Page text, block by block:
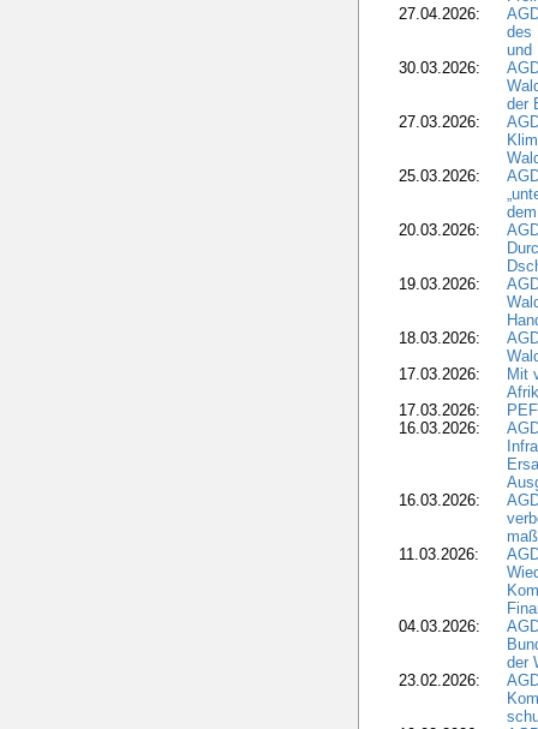
27.04.2026:
des
und
30.03.2026:
der
27.03.2026:
25.03.2026:
20.03.2026:
19.03.2026:
18.03.2026:
17.03.2026:
Mit
17.03.2026:
16.03.2026:
16.03.2026:
11.03.2026:
04.03.2026:
der
23.02.2026: